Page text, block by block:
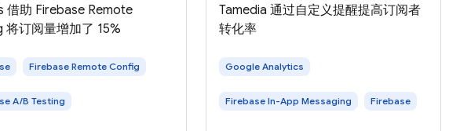
借助 Firebase Remote
将订阅量增加了 15%
Firebase Remote Config
A/B Testing
Tamedia 通过自定义提醒提高订阅者
转化率
Google Analytics
Firebase In-App Messaging Firebase